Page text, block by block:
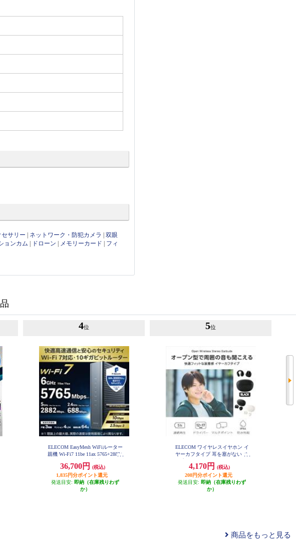
サリー ネットワーク・防犯カメラ |双眼
ョンカム ドローン メモリーカード
フィ
4位
ELECOM EasyMesh WiFiルーター
親機 Wi-Fi7 11be 11ax 5765+2882+
bps AIセキュリティ搭載 ブラック
WRC-BE94XSD-B
36,700円
(税込)
1,835円分ポイント還元
発送目安: 即納（在庫残りわず
か）
5位
ELECOM ワイヤレスイヤホン イ
ヤーカフタイプ 耳を塞がない オ
ポイント 軽量 ブラック LBT-OWS
03BK
4,170円
(税込)
208円分ポイント還元
発送目安: 即納（在庫残りわず
か）
商品をもっと見る